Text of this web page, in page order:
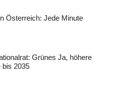
Österreich: Jede Minute
Grünes Ja, höhere
bis 2035